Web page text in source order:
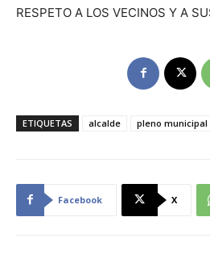
RESPETO A LOS VECINOS Y A
ETIQUETAS alcalde pleno municipal
Facebook X